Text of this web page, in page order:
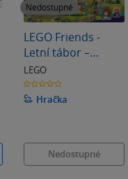
Nedostupné
LEGO Friends -
Letní tábor –
Lukostřelecká
střelnice (42622)
LEGO
0.0
z
5
hvězdiček
Hračka
Nedostupné